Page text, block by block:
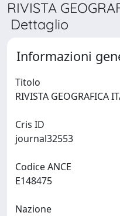
RIVISTA
Dettaglio
Informazioni
Titolo
Cris ID
Codice ANCE
Nazione